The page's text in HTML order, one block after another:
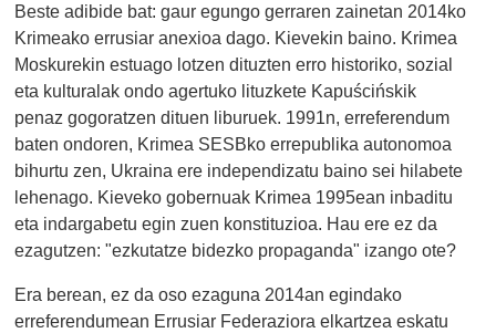
Beste adibide bat: gaur egungo gerraren zainetan 2014ko
Krimeako errusiar anexioa dago. Kievekin baino. Krimea
Moskurekin estuago lotzen dituzten erro historiko, sozial
eta kulturalak ondo agertuko lituzkete Kapuścińskik
penaz gogoratzen dituen liburuek. 1991n, erreferendum
baten ondoren, Krimea SESBko errepublika autonomoa
bihurtu zen, Ukraina ere independizatu baino sei hilabete
lehenago. Kieveko gobernuak Krimea 1995ean inbaditu
eta indargabetu egin zuen konstituzioa. Hau ere ez da
ezagutzen: "ezkutatze bidezko propaganda" izango ote?
Era berean, ez da oso ezaguna 2014an egindako
erreferendumean Errusiar Federaziora elkartzea eskatu